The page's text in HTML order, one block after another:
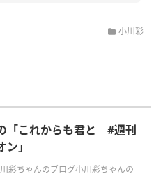
小川彩
「これからも君と #週刊
」
彩ちゃんのブログ小川彩ちゃんの